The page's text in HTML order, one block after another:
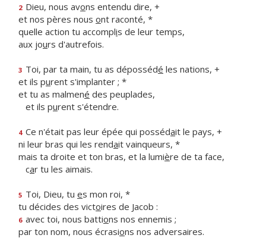
2 Dieu, nous avons entendu dire, +
et nos pères nous ont raconté, *
quelle action tu accomplis de leur temps,
aux jours d'autrefois.
3 Toi, par ta main, tu as dépossédé les nations, +
et ils purent s'implanter ; *
et tu as malmené des peuplades,
et ils purent s'étendre.
4 Ce n'était pas leur épée qui possédait le pays, +
ni leur bras qui les rendait vainqueurs, *
mais ta droite et ton bras, et la lumière de ta face,
car tu les aimais.
5 Toi, Dieu, tu es mon roi, *
tu décides des victoires de Jacob :
6 avec toi, nous battions nos ennemis ;
par ton nom, nous écrasions nos adversaires.